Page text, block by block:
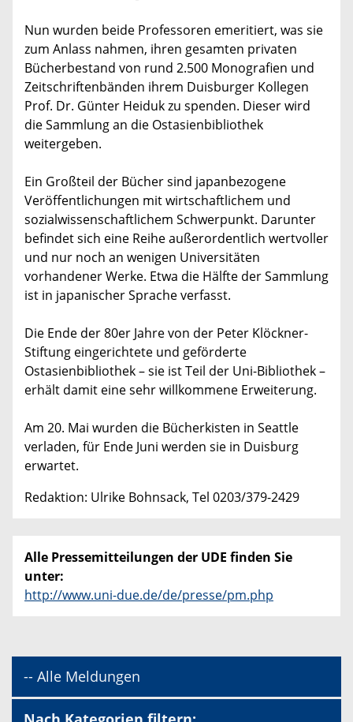
Nun wurden beide Professoren emeritiert, was sie
zum Anlass nahmen, ihren gesamten privaten
Bücherbestand von rund 2.500 Monografien und
Zeitschriftenbänden ihrem Duisburger Kollegen
Prof. Dr. Günter Heiduk zu spenden. Dieser wird
die Sammlung an die Ostasienbibliothek
weitergeben.
Ein Großteil der Bücher sind japanbezogene
Veröffentlichungen mit wirtschaftlichem und
sozialwissenschaftlichem Schwerpunkt. Darunter
befindet sich eine Reihe außerordentlich wertvoller
und nur noch an wenigen Universitäten
vorhandener Werke. Etwa die Hälfte der Sammlung
ist in japanischer Sprache verfasst.
Die Ende der 80er Jahre von der Peter Klöckner-
Stiftung eingerichtete und geförderte
Ostasienbibliothek – sie ist Teil der Uni-Bibliothek –
erhält damit eine sehr willkommene Erweiterung.
Am 20. Mai wurden die Bücherkisten in Seattle
verladen, für Ende Juni werden sie in Duisburg
erwartet.
Redaktion: Ulrike Bohnsack, Tel 0203/379-2429
Alle Pressemitteilungen der UDE finden Sie
unter:
http://www.uni-due.de/de/presse/pm.php
-- Alle Meldungen